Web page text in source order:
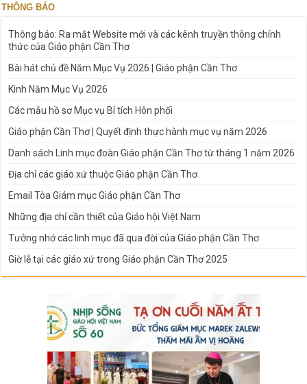
THÔNG BÁO
Thông báo: Ra mắt Website mới và các kênh truyền thông chính
thức của Giáo phận Cần Thơ
Bài hát chủ đề Năm Mục Vụ 2026 | Giáo phận Cần Thơ
Kinh Năm Mục Vụ 2026
Các mẫu hồ sơ Mục vụ Bí tích Hôn phối
Giáo phận Cần Thơ | Quyết định thực hành mục vụ năm 2026
Danh sách Linh mục đoàn Giáo phận Cần Thơ từ tháng 1 năm 2026
Địa chỉ các giáo xứ thuộc Giáo phận Cần Thơ
Email Tòa Giám mục Giáo phận Cần Thơ
Những địa chỉ cần thiết của Giáo hội Việt Nam
Tưởng nhớ các linh mục đã qua đời của Giáo phận Cần Thơ
Giờ lễ tại các giáo xứ trong Giáo phận Cần Thơ 2025